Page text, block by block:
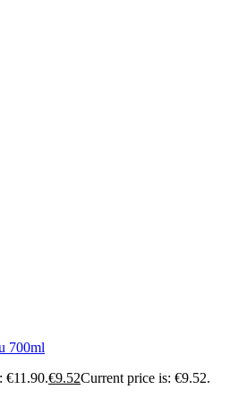
700ml
€11.90.€9.52Current price is: €9.52.